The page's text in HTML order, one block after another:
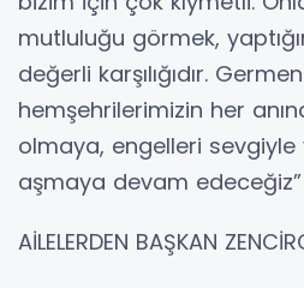
mutluluğu görmek,
değerli karşılığıdır.
hemşehrilerimizin her
olmaya, engelleri sevgiyle
aşmaya devam
AİLELERDEN BAŞKAN